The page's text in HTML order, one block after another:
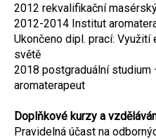
2012 rekvalifikační
2012-2014 Institut
Ukončeno dipl. prací:
světě
2018 postgraduální
aromaterapeut
Doplňkové kurzy a
Pravidelná účast na